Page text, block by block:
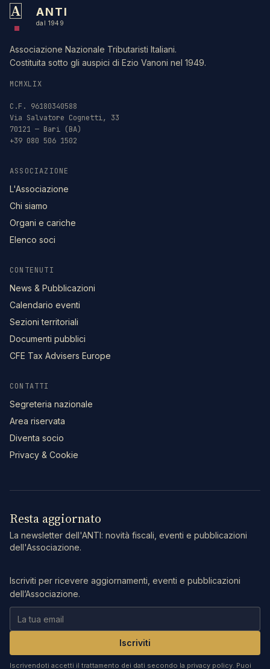
A ANTI
dal 1949
Associazione Nazionale Tributaristi Italiani.
Costituita sotto gli auspici di Ezio Vanoni nel 1949.
MCMXLIX
C.F. 96180340588
Via Salvatore Cognetti, 33
70121 — Bari (BA)
+39 080 506 1502
ASSOCIAZIONE
L'Associazione
Chi siamo
Organi e cariche
Elenco soci
CONTENUTI
News & Pubblicazioni
Calendario eventi
Sezioni territoriali
Documenti pubblici
CFE Tax Advisers Europe
CONTATTI
Segreteria nazionale
Area riservata
Diventa socio
Privacy & Cookie
Resta aggiornato
La newsletter dell'ANTI: novità fiscali, eventi e pubblicazioni
dell'Associazione.
Iscriviti per ricevere aggiornamenti, eventi e pubblicazioni
dell’Associazione.
Iscriviti
Iscrivendoti accetti il trattamento dei dati secondo la privacy policy. Puoi